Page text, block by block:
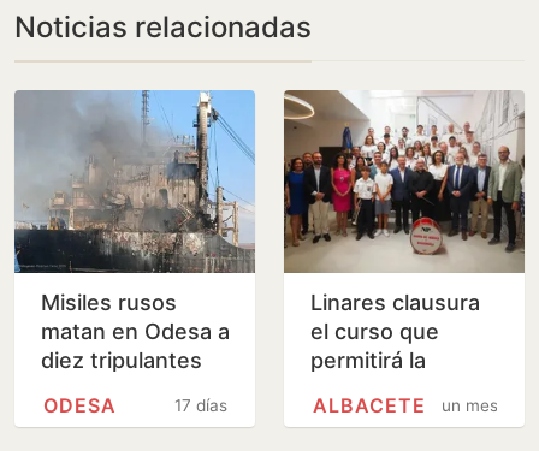
Noticias relacionadas
Misiles rusos
matan en Odesa a
diez tripulantes
turco
17 días
ODESA
Linares clausura
el curso que
permitirá la
57 nuevos
un mes
ALBACETE